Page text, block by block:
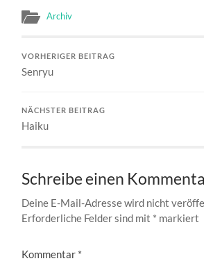
Archiv
VORHERIGER BEITRAG
Senryu
NÄCHSTER BEITRAG
Haiku
Schreibe einen
Deine E-Mail-Adresse wird nicht
Erforderliche Felder sind mit * markiert
Kommentar *